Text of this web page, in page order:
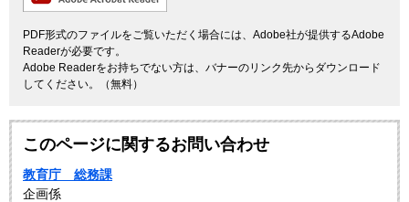
PDF形式のファイルをご覧いただく場合には、Adobe社が提供するAdobe
Readerが必要です。
Adobe Readerをお持ちでない方は、バナーのリンク先からダウンロード
してください。（無料）
このページに関するお問い合わせ
教育庁 総務課
企画係